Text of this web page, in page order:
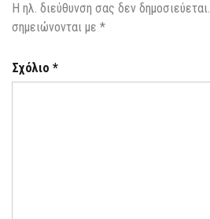
Η ηλ. διεύθυνση σας δεν δημοσιεύεται.
σημειώνονται με *
Σχόλιο *